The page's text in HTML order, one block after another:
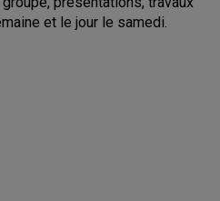
et le jour le samedi.